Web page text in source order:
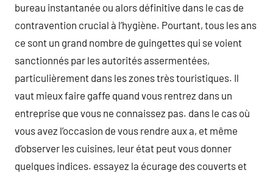
bureau instantanée ou alors définitive dans le cas de
contravention crucial à l’hygiène. Pourtant, tous les ans
ce sont un grand nombre de guingettes qui se voient
sanctionnés par les autorités assermentées,
particulièrement dans les zones très touristiques. Il
vaut mieux faire gaffe quand vous rentrez dans un
entreprise que vous ne connaissez pas. dans le cas où
vous avez l’occasion de vous rendre aux a, et même
d’observer les cuisines, leur état peut vous donner
quelques indices. essayez la écurage des couverts et